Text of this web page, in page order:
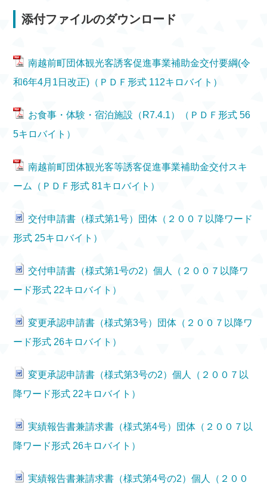
添付ファイルのダウンロード
南越前町団体観光客誘客促進事業補助金交付要綱(令
和6年4月1日改正)（ＰＤＦ形式 112キロバイト）
お食事・体験・宿泊施設（R7.4.1）（ＰＤＦ形式 56
5キロバイト）
南越前町団体観光客等誘客促進事業補助金交付スキ
ーム（ＰＤＦ形式 81キロバイト）
交付申請書（様式第1号）団体（２００７以降ワード
形式 25キロバイト）
交付申請書（様式第1号の2）個人（２００７以降ワ
ード形式 22キロバイト）
変更承認申請書（様式第3号）団体（２００７以降ワ
ード形式 26キロバイト）
変更承認申請書（様式第3号の2）個人（２００７以
降ワード形式 22キロバイト）
実績報告書兼請求書（様式第4号）団体（２００７以
降ワード形式 26キロバイト）
実績報告書兼請求書（様式第4号の2）個人（２００